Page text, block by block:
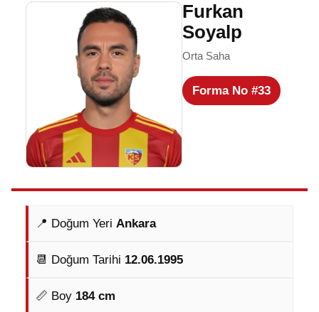
Furkan
Soyalp
Orta Saha
Forma No #33
📍 Doğum Yeri Ankara
📆 Doğum Tarihi 12.06.1995
📏 Boy 184 cm